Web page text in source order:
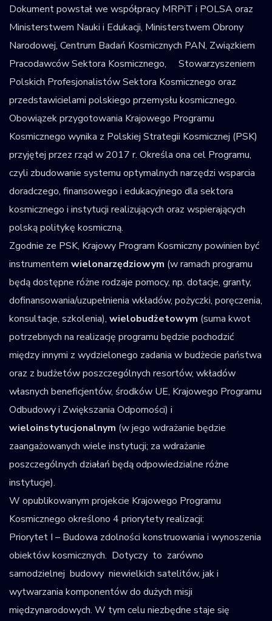
Dokument powstał we współpracy MRPiT i POLSA oraz
Ministerstwem Nauki i Edukacji, Ministerstwem Obrony
Narodowej, Centrum Badań Kosmicznych PAN, Związkiem
Pracodawców Sektora Kosmicznego, Stowarzyszeniem
Polskich Profesjonalistów Sektora Kosmicznego oraz
przedstawicielami polskiego przemysłu kosmicznego.
Obowiązek przygotowania Krajowego Programu
Kosmicznego wynika z Polskiej Strategii Kosmicznej (PSK)
przyjętej przez rząd w 2017 r. Określa ona cel Programu,
czyli zbudowanie systemu optymalnych narzędzi wsparcia
doradczego, finansowego i edukacyjnego dla sektora
kosmicznego i instytucji realizujących oraz wspierających
polską politykę kosmiczną.
Zgodnie ze PSK, Krajowy Program Kosmiczny powinien być
instrumentem wielonarzędziowym (w ramach programu
będą dostępne różne rodzaje pomocy, np. dotacje, granty,
dofinansowania/uzupełnienia wkładów, pożyczki, poręczenia,
konsultacje, szkolenia), wielobudżetowym (suma kwot
potrzebnych na realizację programu będzie pochodzić
między innymi z wydzielonego zadania w budżecie państwa
oraz z budżetów poszczególnych resortów, wkładów
własnych beneficjentów, środków UE, Krajowego Programu
Odbudowy i Zwiększania Odporności) i
wieloinstytucjonalnym (w jego wdrażanie będzie
zaangażowanych wiele instytucji; za wdrażanie
poszczególnych działań będą odpowiedzialne różne
instytucje).
W opublikowanym projekcie Krajowego Programu
Kosmicznego określono 4 priorytety realizacji:
Priorytet I – Budowa zdolności konstruowania i wynoszenia
obiektów kosmicznych. Dotyczy to zarówno
samodzielnej budowy niewielkich satelitów, jak i
wytwarzania komponentów do dużych misji
międzynarodowych. W tym celu niezbędne staje się